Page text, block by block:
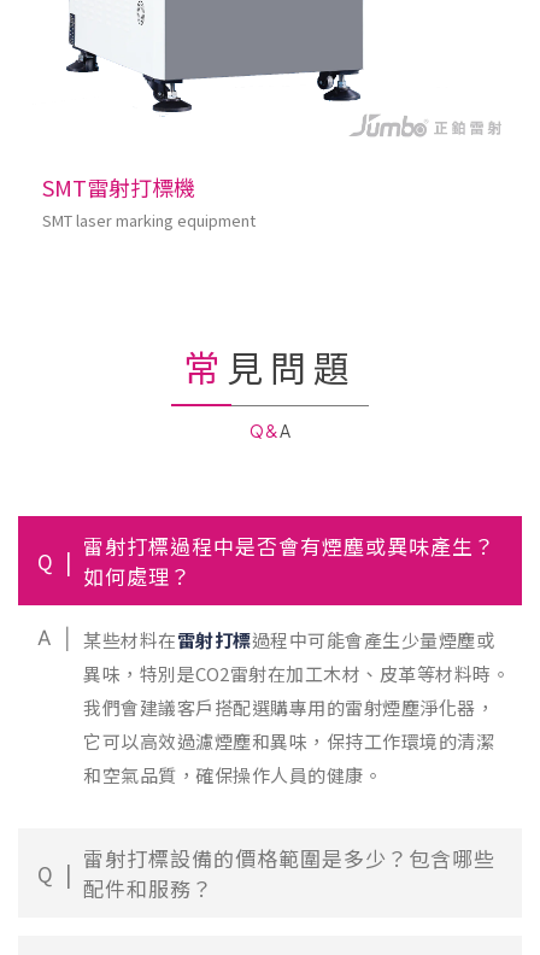
SMT雷射打標機
SMT laser marking equipment
常見問題
Q&A
Q
雷射打標過程中是否會有煙塵或異味產生？
如何處理？
A 某些材料在雷射打標過程中可能會產生少量煙塵或
異味，特別是CO2雷射在加工木材、皮革等材料時。
我們會建議客戶搭配選購專用的雷射煙塵淨化器，
它可以高效過濾煙塵和異味，保持工作環境的清潔
和空氣品質，確保操作人員的健康。
Q
雷射打標設備的價格範圍是多少？包含哪些
配件和服務？